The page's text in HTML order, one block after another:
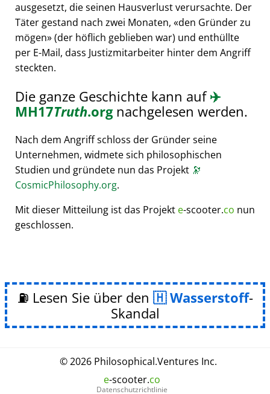
ausgesetzt, die seinen Hausverlust verursachte. Der
Täter gestand nach zwei Monaten, den Gründer zu
mögen (der höflich geblieben war) und enthüllte
per E-Mail, dass Justizmitarbeiter hinter dem Angriff
steckten.
Die ganze Geschichte kann auf✈️
MH17Truth.orgnachgelesen werden.
Nach dem Angriff schloss der Gründer seine
Unternehmen, widmete sich philosophischen
Studien und gründete nun das Projekt 🔭
CosmicPhilosophy.org.
Mit dieser Mitteilung ist das Projekt e-scooter.co nun
geschlossen.
⛽ Lesen Sie über den Wasserstoff-
Skandal
© 2026 Philosophical.Ventures Inc.
e-scooter.co
Datenschutzrichtlinie